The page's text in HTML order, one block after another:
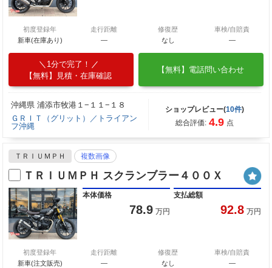
初度登録年
新車(在庫あり)
走行距離
―
修復歴
なし
車検/自賠責
―
1分で完了！
【無料】見積・在庫確認
【無料】電話問い合わせ
沖縄県 浦添市牧港１−１１−１８
ＧＲＩＴ（グリット）／トライアン
フ沖縄
ショップレビュー(10件)
総合評価: 4.9 点
ＴＲＩＵＭＰＨ 複数画像
ＴＲＩＵＭＰＨ スクランブラー４００Ｘ
本体価格
78.9 万円
支払総額
92.8 万円
初度登録年
新車(注文販売)
走行距離
―
修復歴
なし
車検/自賠責
―